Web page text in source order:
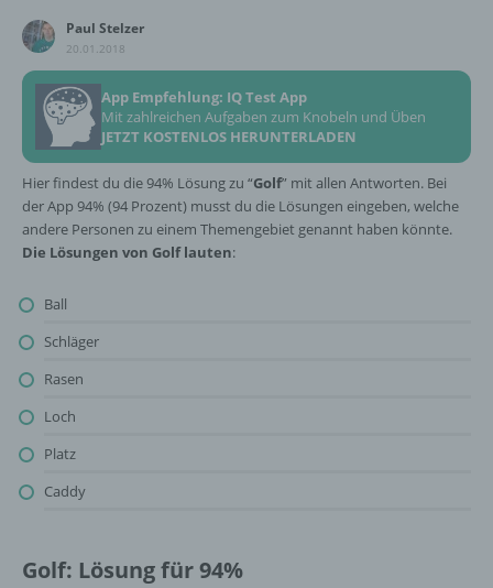
Paul Stelzer
20.01.2018
App Empfehlung: IQ Test App
Mit zahlreichen Aufgaben zum Knobeln und Üben
JETZT KOSTENLOS HERUNTERLADEN
Hier findest du die 94% Lösung zu “Golf” mit allen Antworten. Bei
der App 94% (94 Prozent) musst du die Lösungen eingeben, welche
andere Personen zu einem Themengebiet genannt haben könnte.
Die Lösungen von Golf lauten:
Ball
Schläger
Rasen
Loch
Platz
Caddy
Golf: Lösung für 94%